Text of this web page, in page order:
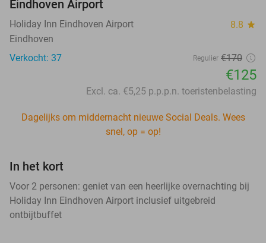
Eindhoven Airport
Holiday Inn Eindhoven Airport 8.8 star
Eindhoven
Verkocht: 37
Regulier €170
€125
Excl. ca. €5,25 p.p.p.n. toeristenbelasting
Dagelijks om middernacht nieuwe Social Deals. Wees
snel, op = op!
In het kort
Voor 2 personen: geniet van een heerlijke overnachting bij
Holiday Inn Eindhoven Airport inclusief uitgebreid
ontbijtbuffet